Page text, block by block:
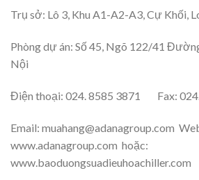
Trụ sở: Lô 3, Khu A1-A2-A3, Cự Khối,
Phòng dự án: Số 45, Ngõ 122/41
Nội
Điện thoại: 024. 8585 3871 Fax:
Email: muahang@adanagroup.com
www.adanagroup.com hoặc:
www.baoduongsuadieuhoachiller.com